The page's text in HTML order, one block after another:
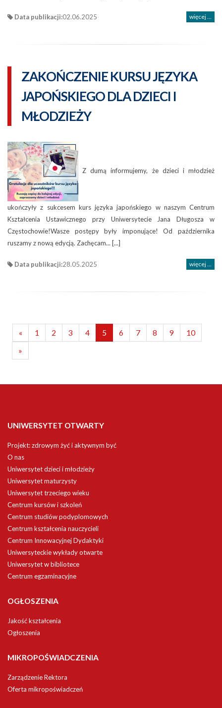
Data publikacji:02.06.2025 więcej ...
ZAKOŃCZENIE KURSU JĘZYKA
JAPOŃSKIEGO DLA DZIECI I
MŁODZIEŻY
Z dumą informujemy, że dzieci i młodzież
ukończyły z sukcesem kurs języka japońskiego w naszym Centrum
Kształcenia Ustawicznego przy Uniwersytecie Jana Długosza w
Częstochowie!Wasze postępy były imponujące! Od października
ruszamy z nową edycją. Zachęcam... [...]
Data publikacji:28.05.2025 więcej ...
« 1 2 3 4 5 6 7 8 9
10
»
UNIWERSYTET OTWARTY
Projekt: zdrowym żyć i aktywnym być
O nas
Uniwersytet dzieci i młodzieży
Uniwersytet maturzysty
Uniwersytet trzeciego wieku
Centrum kursów i szkoleń
Centrum studiów podyplomowych
Centrum kształcenia nauczycieli
Centrum Innowacyjnej Dydaktyki
Uniwersyteckie wykłady otwarte
Uniwersytet w bibliotece
Centrum egzaminacyjne
OGŁOSZENIA
Jakość kształcenia
Ogłoszenia
MIKROPOŚWIADCZENIA
Zarządzenie Rektora
Oferta mikropoświadczeń